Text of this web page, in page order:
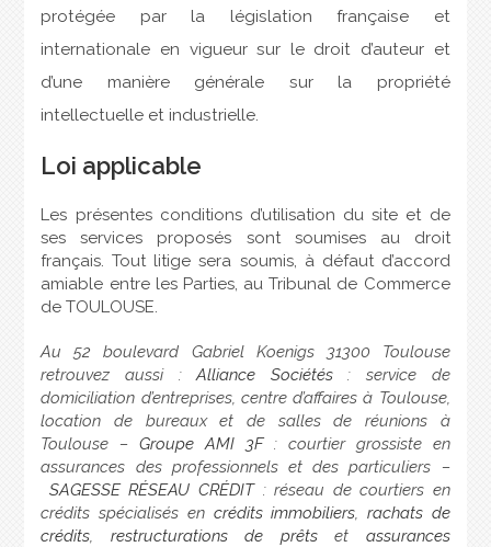
protégée par la législation française et
internationale en vigueur sur le droit d’auteur et
d’une manière générale sur la propriété
intellectuelle et industrielle.
Loi applicable
Les présentes conditions d’utilisation du site et de
ses services proposés sont soumises au droit
français. Tout litige sera soumis, à défaut d’accord
amiable entre les Parties, au Tribunal de Commerce
de TOULOUSE.
Au 52 boulevard Gabriel Koenigs 31300 Toulouse
retrouvez aussi :Alliance Sociétés: service de
domiciliation d’entreprises, centre d’affaires à Toulouse,
location de bureaux et de salles de réunions à
Toulouse – Groupe AMI 3F: courtier grossiste en
assurances des professionnels et des particuliers –
SAGESSE RÉSEAU CRÉDIT: réseau de courtiers en
crédits spécialisés en crédits immobiliers, rachats de
crédits, restructurations de prêtset assurances